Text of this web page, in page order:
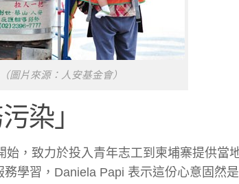
圖片來源：人安基金會）
染」
始，致力於投入青年志工到柬埔寨提供當
學習，Daniela Papi 表示這份心意固然